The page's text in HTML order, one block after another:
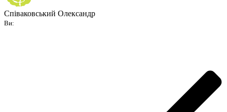
Співаковський Олександр
Ви: